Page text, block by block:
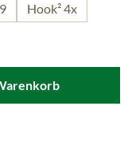
Hook² 4x